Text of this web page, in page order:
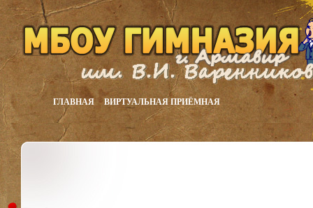
ГЛАВНАЯ ВИРТУАЛЬНАЯ ПРИЁМНАЯ